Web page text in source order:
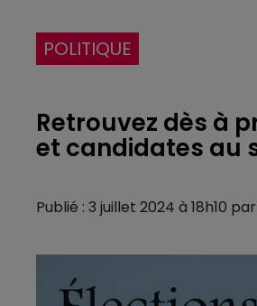
POLITIQUE
Retrouvez dès à
et candidates au
Publié : 3 juillet 2024 à 18h10